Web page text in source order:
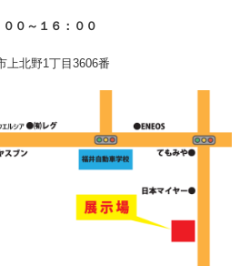
０～１６：００
上北野1丁目3606番